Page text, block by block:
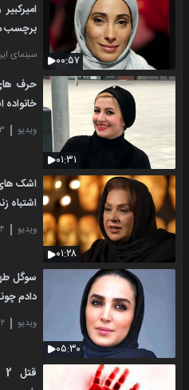
۰۰:۵۷
برچسب
سینمای
۰۱:۳۱
حرف
ویدیو ۳ هفته پیش
۰۱:۲۸
اشک های
اشتباه
ویدیو ۴ هفته پیش
۰۵:۳۰
سوگل
دادم
ویدیو ۲ هفته پیش